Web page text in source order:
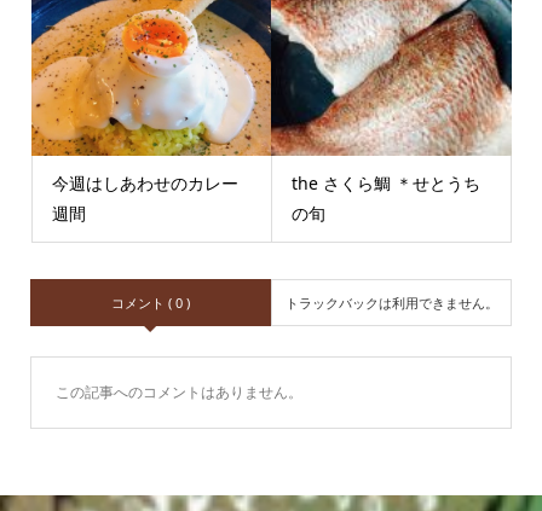
今週はしあわせのカレー
週間
the さくら鯛 ＊せとうち
の旬
コメント ( 0 ) トラックバックは利用できません。
この記事へのコメントはありません。